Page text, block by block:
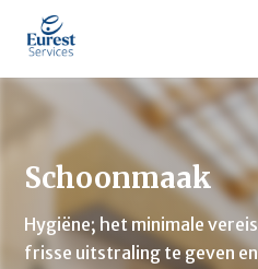
Schoonmaak
Hygiëne; het minimale
frisse uitstraling te geven